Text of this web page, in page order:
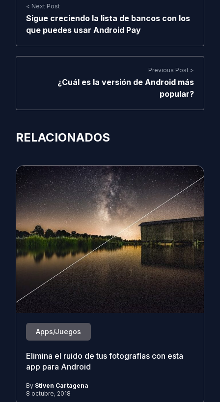
< Next Post
Sigue creciendo la lista de bancos con los
que puedes usar Android Pay
Previous Post >
¿Cuál es la versión de Android más
popular?
RELACIONADOS
Apps/Juegos
Elimina el ruido de tus fotografías con esta
app para Android
By Stiven Cartagena
8 octubre, 2018